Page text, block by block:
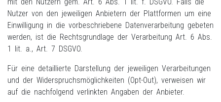
Nutzer von den jeweiligen Anbietern der Plattformen um eine
Einwilligung in die vorbeschriebene Datenverarbeitung gebeten
werden, ist die Rechtsgrundlage der Verarbeitung Art. 6 Abs.
1 lit. a., Art. 7 DSGVO.
Für eine detaillierte Darstellung der jeweiligen Verarbeitungen
und der Widerspruchsmöglichkeiten (Opt-Out), verweisen wir
auf die nachfolgend verlinkten Angaben der Anbieter.